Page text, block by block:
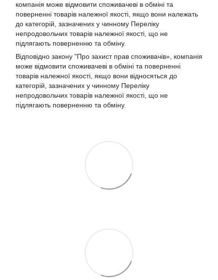
компанія може відмовити споживачеві в обміні та
поверненні товарів належної якості, якщо вони належать
до категорій, зазначених у чинному Переліку
непродовольчих товарів належної якості, що не
підлягають поверненню та обміну.
Відповідно закону "Про захист прав споживачів» , компанія
може відмовити споживачеві в обміні та поверненні
товарів належної якості, якщо вони відносяться до
категорій, зазначених у чинному Переліку
непродовольчих товарів належної якості, що не
підлягають поверненню та обміну.